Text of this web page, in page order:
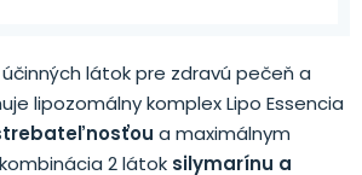
látok pre zdravú pečeň a
lipozomálny komplex Lipo Essencia
a maximálnym
2 látok silymarínu a